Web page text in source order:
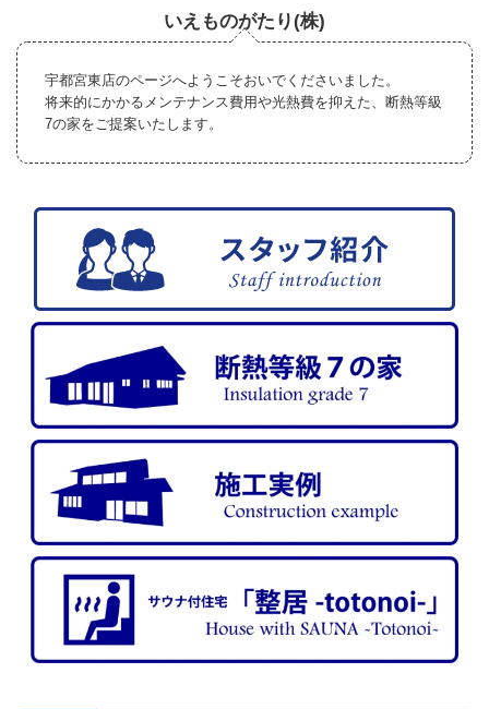
いえものがたり(株)
宇都宮東店のページへようこそおいでくださいました。
将来的にかかるメンテナンス費用や光熱費を抑えた、断熱等級
7の家をご提案いたします。